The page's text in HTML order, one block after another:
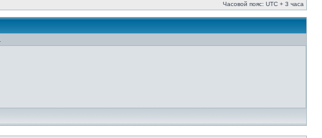
Часовой пояс: UTC + 3 часа